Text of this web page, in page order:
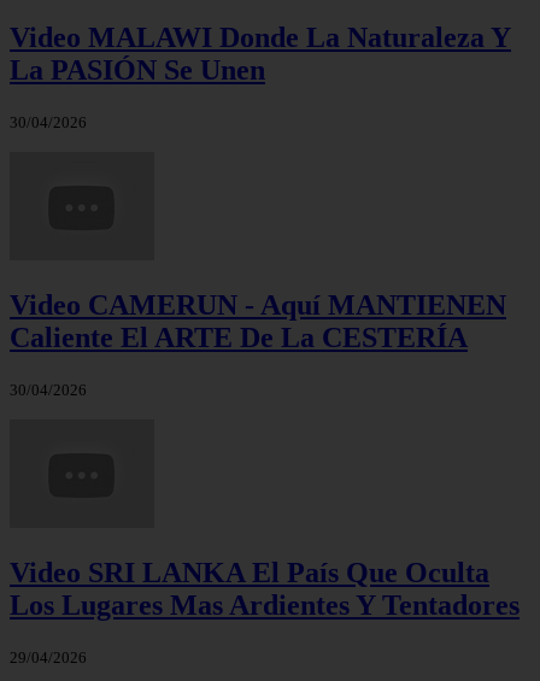
Video MALAWI Donde La Naturaleza Y
La PASIÓN Se Unen
30/04/2026
Video CAMERUN - Aquí MANTIENEN
Caliente El ARTE De La CESTERÍA
30/04/2026
Video SRI LANKA El País Que Oculta
Los Lugares Mas Ardientes Y Tentadores
29/04/2026